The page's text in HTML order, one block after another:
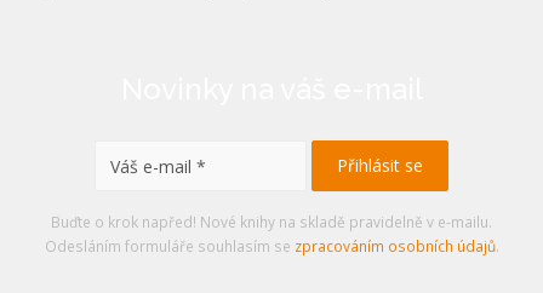
Buďte o krok napřed! Nové knihy na skladě pravidelně v e-mailu.
Odesláním formuláře souhlasím se zpracováním osobních údajů.